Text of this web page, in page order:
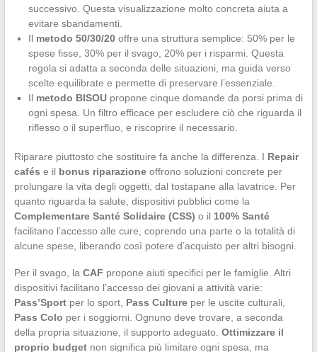
successivo. Questa visualizzazione molto concreta aiuta a
evitare sbandamenti.
Il metodo 50/30/20offre una struttura semplice: 50% per le
spese fisse, 30% per il svago, 20% per i risparmi. Questa
regola si adatta a seconda delle situazioni, ma guida verso
scelte equilibrate e permette di preservare l’essenziale.
Il metodo BISOUpropone cinque domande da porsi prima di
ogni spesa. Un filtro efficace per escludere ciò che riguarda il
riflesso o il superfluo, e riscoprire il necessario.
Riparare piuttosto che sostituire fa anche la differenza. I Repair
cafés e il bonus riparazioneoffrono soluzioni concrete per
prolungare la vita degli oggetti, dal tostapane alla lavatrice. Per
quanto riguarda la salute, dispositivi pubblici come la
Complementare Santé Solidaire (CSS) o il 100% Santé
facilitano l’accesso alle cure, coprendo una parte o la totalità di
alcune spese, liberando così potere d’acquisto per altri bisogni.
Per il svago, la CAF propone aiuti specifici per le famiglie. Altri
dispositivi facilitano l’accesso dei giovani a attività varie:
Pass’Sportper lo sport, Pass Cultureper le uscite culturali,
Pass Colo per i soggiorni. Ognuno deve trovare, a seconda
della propria situazione, il supporto adeguato. Ottimizzare il
proprio budgetnon significa più limitare ogni spesa, ma